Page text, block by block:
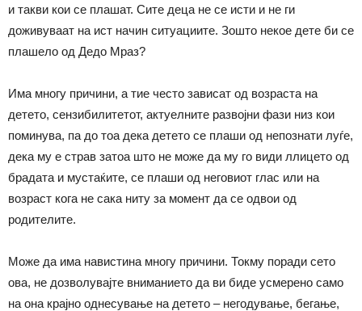
и такви кои се плашат. Сите деца не се исти и не ги
доживуваат на ист начин ситуациите. Зошто некое дете би се
плашело од Дедо Мраз?
Има многу причини, а тие често зависат од возраста на
детето, сензибилитетот, актуелните развојни фази низ кои
поминува, па до тоа дека детето се плаши од непознати луѓе,
дека му е страв затоа што не може да му го види ллицето од
брадата и мустаќите, се плаши од неговиот глас или на
возраст кога не сака ниту за момент да се одвои од
родителите.
Може да има навистина многу причини. Токму поради сето
ова, не дозволувајте вниманието да ви биде усмерено само
на она крајно однесување на детето – негодување, бегање,